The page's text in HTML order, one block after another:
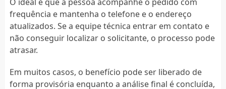
frequência e mantenha o telefone e o endereço
atualizados. Se a equipe técnica entrar em contato e
não conseguir localizar o solicitante, o processo pode
atrasar.
Em muitos casos, o benefício pode ser liberado de
forma provisória enquanto a análise final é concluída,